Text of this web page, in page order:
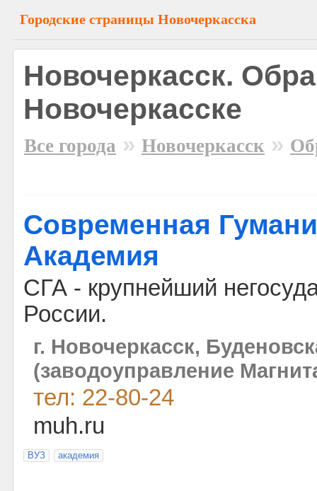
Городские страницы Новочеркасска
Новочеркасск.
Новочеркасске
Все города » Новочеркасск »
Современная
Академия
СГА - крупнейший
России.
г. Новочеркасск,
(заводоуправление
тел: 22-80-24
muh.ru
ВУЗ академия